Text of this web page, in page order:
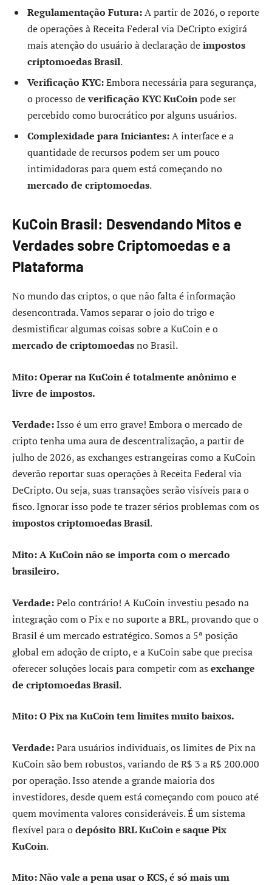
Regulamentação Futura:A partir de 2026, o reporte
de operações à Receita Federal via DeCripto exigirá
mais atenção do usuário à declaração deimpostos
criptomoedas Brasil.
Verificação KYC:Embora necessária para segurança,
o processo deverificação KYC KuCoinpode ser
percebido como burocrático por alguns usuários.
Complexidade para Iniciantes:A interface e a
quantidade de recursos podem ser um pouco
intimidadoras para quem está começando no
mercado de criptomoedas.
KuCoin Brasil: Desvendando Mitos e
Verdades sobre Criptomoedas e a
Plataforma
No mundo das criptos, o que não falta é informação
desencontrada. Vamos separar o joio do trigo e
desmistificar algumas coisas sobre a KuCoin e o
mercado de criptomoedasno Brasil.
Mito: Operar na KuCoin é totalmente anônimo e
livre de impostos.
Verdade:Isso é um erro grave! Embora o mercado de
cripto tenha uma aura de descentralização, a partir de
julho de 2026, as exchanges estrangeiras como a KuCoin
deverão reportar suas operações à Receita Federal via
DeCripto. Ou seja, suas transações serão visíveis para o
fisco. Ignorar isso pode te trazer sérios problemas com os
impostos criptomoedas Brasil.
Mito: A KuCoin não se importa com o mercado
brasileiro.
Verdade:Pelo contrário! A KuCoin investiu pesado na
integração com o Pix e no suporte a BRL, provando que o
Brasil é um mercado estratégico. Somos a 5ª posição
global em adoção de cripto, e a KuCoin sabe que precisa
oferecer soluções locais para competir com as exchange
de criptomoedas Brasil.
Mito: O Pix na KuCoin tem limites muito baixos.
Verdade:Para usuários individuais, os limites de Pix na
KuCoin são bem robustos, variando de R$ 3 a R$ 200.000
por operação. Isso atende a grande maioria dos
investidores, desde quem está começando com pouco até
quem movimenta valores consideráveis. É um sistema
flexível para odepósito BRL KuCoinesaque Pix
KuCoin.
Mito: Não vale a pena usar o KCS, é só mais um